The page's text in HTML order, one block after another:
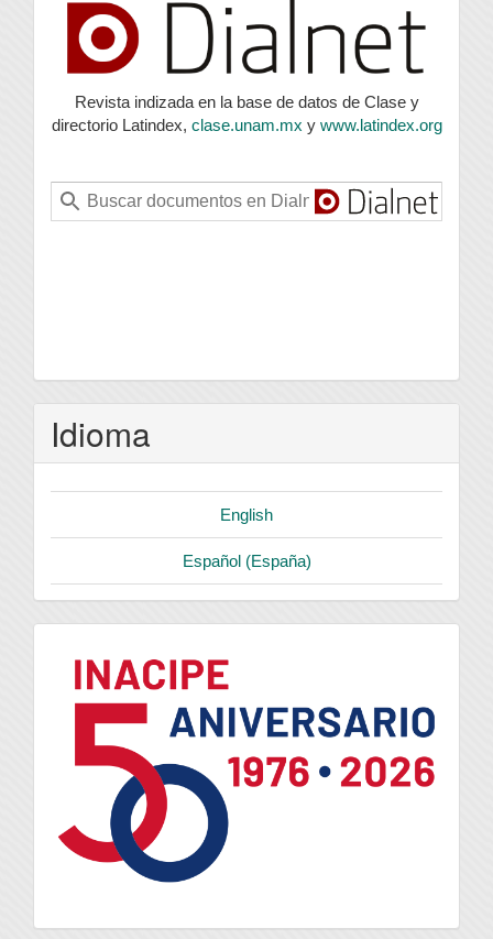
Revista indizada en la base de datos de Clase y
directorio Latindex, clase.unam.mx y www.latindex.org
Idioma
English
Español (España)
logo